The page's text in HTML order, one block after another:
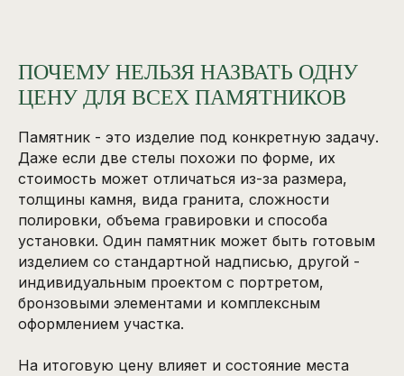
ПОЧЕМУ НЕЛЬЗЯ НАЗВАТЬ ОДНУ
ЦЕНУ ДЛЯ ВСЕХ ПАМЯТНИКОВ
Памятник - это изделие под конкретную задачу.
Даже если две стелы похожи по форме, их
стоимость может отличаться из-за размера,
толщины камня, вида гранита, сложности
полировки, объема гравировки и способа
установки. Один памятник может быть готовым
изделием со стандартной надписью, другой -
индивидуальным проектом с портретом,
бронзовыми элементами и комплексным
оформлением участка.
На итоговую цену влияет и состояние места